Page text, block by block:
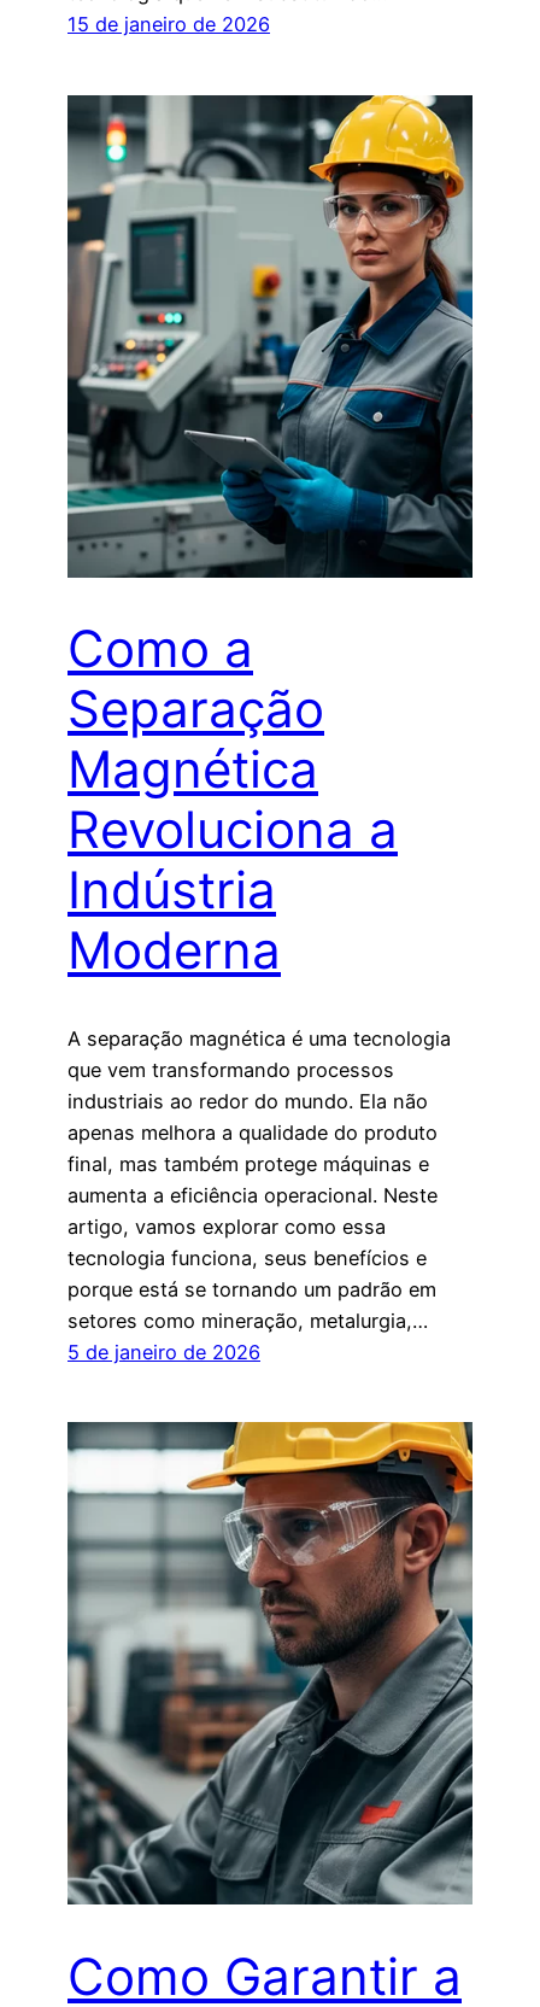
15 de janeiro de 2026
Como a
Separação
Magnética
Revoluciona a
Indústria
Moderna
A separação magnética é uma tecnologia
que vem transformando processos
industriais ao redor do mundo. Ela não
apenas melhora a qualidade do produto
final, mas também protege máquinas e
aumenta a eficiência operacional. Neste
artigo, vamos explorar como essa
tecnologia funciona, seus benefícios e
porque está se tornando um padrão em
setores como mineração, metalurgia,…
5 de janeiro de 2026
Como Garantir a